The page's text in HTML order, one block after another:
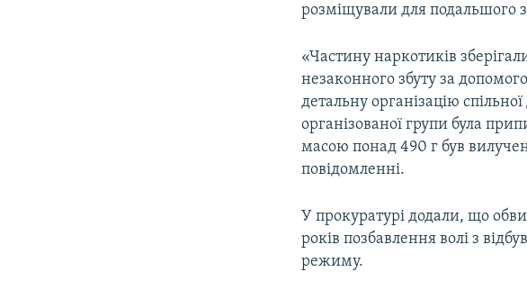
розміщували для подальшого
«Частину наркотиків
незаконного збуту за
детальну організацію
організованої групи була
масою понад 490 г був
повідомленні.
У прокуратурі додали, що
років позбавлення волі з
режиму.